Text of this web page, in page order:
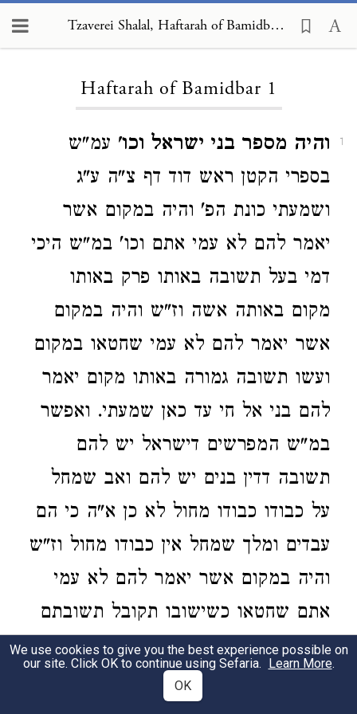
Tzaverei Shalal, Haftarah of Bamidbar 1
Haftarah of Bamidbar 1
1 והיה מספר בני ישראל וכו' עמ"ש
בספרי הקטן ראש דוד דף צ"ה ע"ג
ושמעתי כונת הפ' והיה במקום אשר
יאמר להם לא עמי אתם וכו' במ"ש היכי
דמי בעל תשובה באותו פרק באותו
מקום באותה אשה וז"ש והיה במקום
אשר יאמר להם לא עמי שחטאו במקום
ועשו תשובה גמורה באותו מקום יאמר
להם בני אל חי עד כאן שמעתי. ואפשר
במ"ש המפרשים דישראל יש להם
תשובה דדין בנים יש להם ואב שמחל
על כבודו כבודו מחול לא כן א"ה כי הם
עבדים ומלך שמחל אין כבודו מחול וז"ש
והיה במקום אשר יאמר להם לא עמי
אתם שחטאו כשישובו תקובל תשובתם
והטעם כי הם בנים וז"ש יאמר להם בני
אל חי כי יקבל תשובתם וכאב את בן
We use cookies to give you the best experience possible on
our site. Click OK to continue using Sefaria. Learn More.
OK